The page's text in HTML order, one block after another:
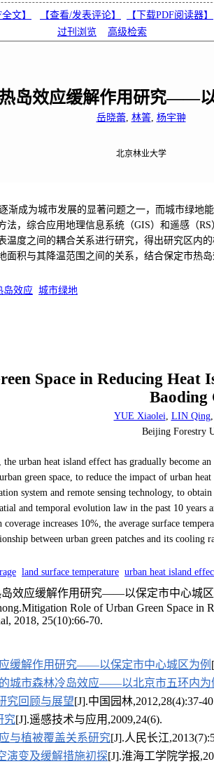
文】 【查看/发表评论】 【 下载PDF阅读器】
过刊浏览 高级检索
岛效应缓解作用研究——
岳晓蕾, 林箐, 杨宇翀
北京林业大学
渐成为城市发展的显著问题之一，而城市绿
，综合应用地理信息系统（GIS）和遥感（
温度之间的耦合关系进行研究，得出研究区
面积与其降温范围之间的关系，结合保定市热
岛效应 城市绿地
Space in Reducing
Baoding
YUE Xiaolei, LIN Qing,
Beijing Forestry
urban heat island effect has gradually become
green space, to reduce the impact of urban
system and remote sensing technology, to
and temporal evolution law in the past 10 years
increases 10%, the average surface
between urban green patches and its
land surface temperature urban heat island
效应缓解作用研究——以保定市中心城区
Role of Urban Green Space in
2018, 25(10):66-70.
缓解作用研究——以保定市中心城区为例
城市森林冷岛效应——以北京市五环内为
究回顾与展望[J].中国园林,2012,28(4):37-
究[J].遥感技术与应用,2009,24(6).
与植被覆盖关系研究[J].人民长江
演变及缓解措施初探[J].淮海工学院学报